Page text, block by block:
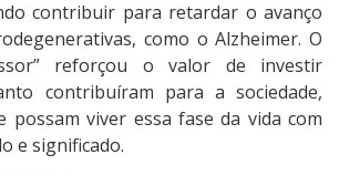
contribuir para retardar o avanço
como o Alzheimer. O
reforçou o valor de investir
contribuíram para a sociedade,
possam viver essa fase da vida com
e significado.